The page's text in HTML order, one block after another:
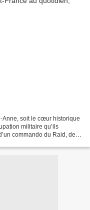
Anne, soit le cœur historique
militaire qu’ils
commando du Raid, de la